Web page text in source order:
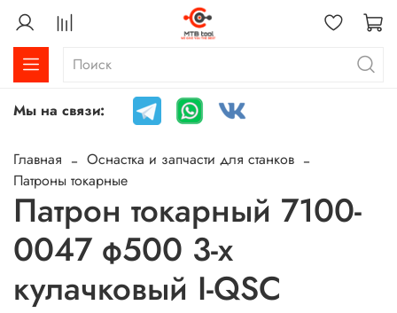
Мы на связи:
Главная
Оснастка и запчасти для станков
Патроны токарные
Патрон токарный 7100-
0047 ф500 3-х
кулачковый I-QSC